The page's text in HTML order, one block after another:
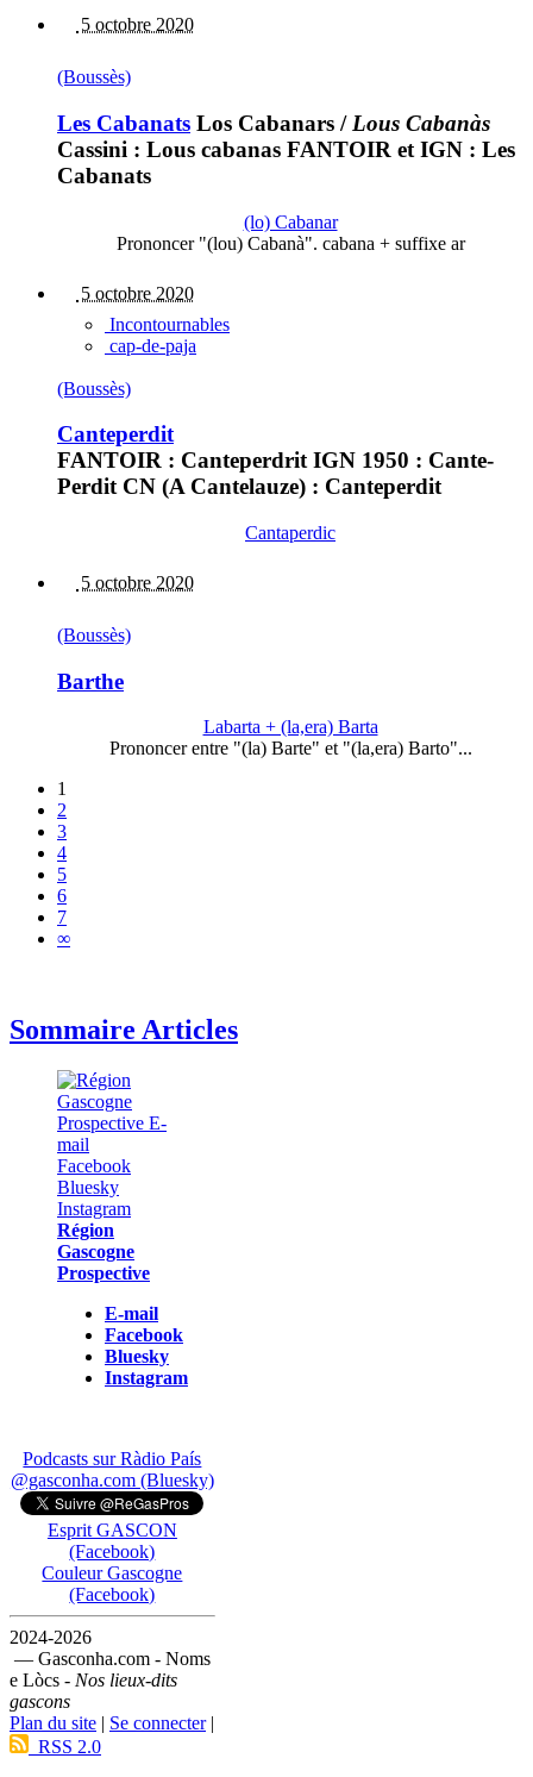
5 octobre 2020
(Boussès)
Les Cabanats Los Cabanars / Lous Cabanàs
Cassini : Lous cabanas FANTOIR et IGN : Les
Cabanats
(lo) Cabanar
Prononcer "(lou) Cabanà". cabana + suffixe ar
5 octobre 2020
Incontournables
cap-de-paja
(Boussès)
Canteperdit
FANTOIR : Canteperdrit IGN 1950 : Cante-
Perdit CN (A Cantelauze) : Canteperdit
Cantaperdic
5 octobre 2020
(Boussès)
Barthe
Labarta + (la,era) Barta
Prononcer entre "(la) Barte" et "(la,era) Barto"...
1
2
3
4
5
6
7
∞
Sommaire Articles
Région
Gascogne
Prospective
E-mail
Facebook
Bluesky
Instagram
Podcasts sur Ràdio País
@gasconha.com (Bluesky)
Esprit GASCON
(Facebook)
Couleur Gascogne
(Facebook)
2024-2026
— Gasconha.com - Noms
e Lòcs - Nos lieux-dits
gascons
Plan du site | Se connecter|
RSS 2.0